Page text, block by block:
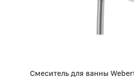
Смеситель для ванны